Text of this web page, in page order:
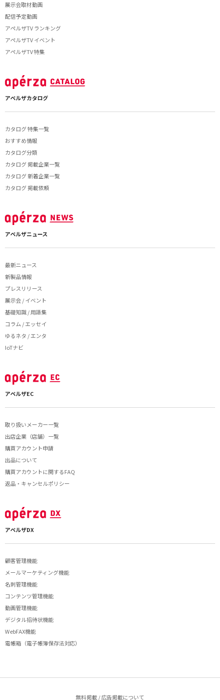
展示会取材動画
配信予定動画
アペルザTV ランキング
アペルザTV イベント
アペルザTV 特集
アペルザカタログ
カタログ 特集一覧
おすすめ情報
カタログ分類
カタログ 掲載企業一覧
カタログ 新着企業一覧
カタログ 掲載依頼
アペルザニュース
最新ニュース
新製品情報
プレスリリース
展示会 / イベント
基礎知識 / 用語集
コラム / エッセイ
ゆるネタ / エンタ
IoTナビ
アペルザEC
取り扱いメーカー一覧
出店企業（店舗）一覧
購買アカウント申請
出品について
購買アカウントに関するFAQ
返品・キャンセルポリシー
アペルザDX
顧客管理機能
メールマーケティング機能
名刺管理機能
コンテンツ管理機能
動画管理機能
デジタル招待状機能
WebFAX機能
電帳箱（電子帳簿保存法対応）
無料掲載 / 広告掲載について